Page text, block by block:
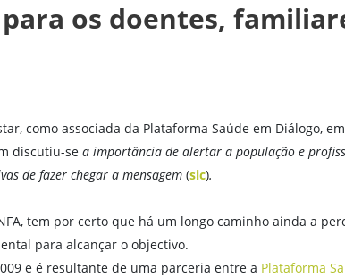
para os doentes,
como associada da Plataforma Saúde em Diálogo,
discutiu-se a importância de alertar a população e
de fazer chegar a mensagem (sic).
tem por certo que há um longo caminho ainda a
para alcançar o objectivo.
e é resultante de uma parceria entre a Plataforma